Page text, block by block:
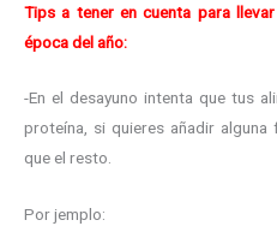
Tips a tener en cuenta para
época del año:
-En el desayuno intenta que tus
proteína, si quieres añadir
que el resto.
Por jemplo: